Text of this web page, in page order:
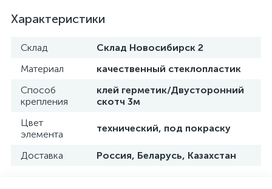
Характеристики
Склад
Склад Новосибирск 2
Материал
качественный стеклопластик
Способ
крепления
клей герметик/Двусторонний
скотч 3м
Цвет
элемента
технический, под покраску
Доставка Россия, Беларусь, Казахстан